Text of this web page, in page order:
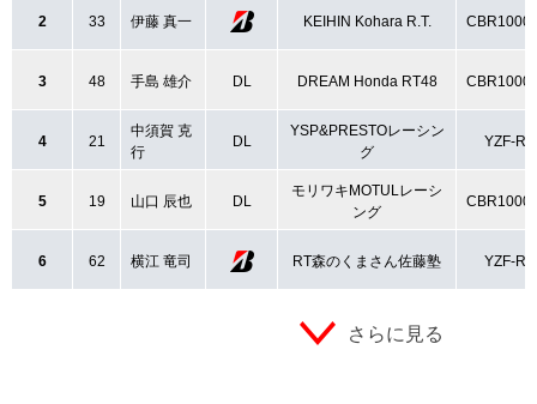
2 33 伊藤 真一 KEIHIN Kohara R.T.
3 48 手島 雄介 DL DREAM Honda RT48
4 21
中須賀 克
行
DL
YSP&PRESTOレーシン
グ
YZF-R1
5 19 山口 辰也 DL
モリワキMOTULレーシ
ング
6 62 横江 竜司 RT森のくまさん佐藤塾 YZF-R1
さらに見る